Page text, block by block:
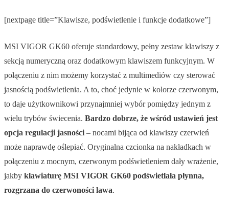
[nextpage title=”Klawisze, podświetlenie i funkcje dodatkowe”]
MSI VIGOR GK60 oferuje standardowy, pełny zestaw klawiszy z
sekcją numeryczną oraz dodatkowym klawiszem funkcyjnym. W
połączeniu z nim możemy korzystać z multimediów czy sterować
jasnością podświetlenia. A to, choć jedynie w kolorze czerwonym,
to daje użytkownikowi przynajmniej wybór pomiędzy jednym z
wielu trybów świecenia. Bardzo dobrze, że wśród ustawień jest
opcja regulacji jasności – nocami bijąca od klawiszy czerwień
może naprawdę oślepiać. Oryginalna czcionka na nakładkach w
połączeniu z mocnym, czerwonym podświetleniem dały wrażenie,
jakby klawiaturę MSI VIGOR GK60 podświetlała płynna,
rozgrzana do czerwoności lawa.